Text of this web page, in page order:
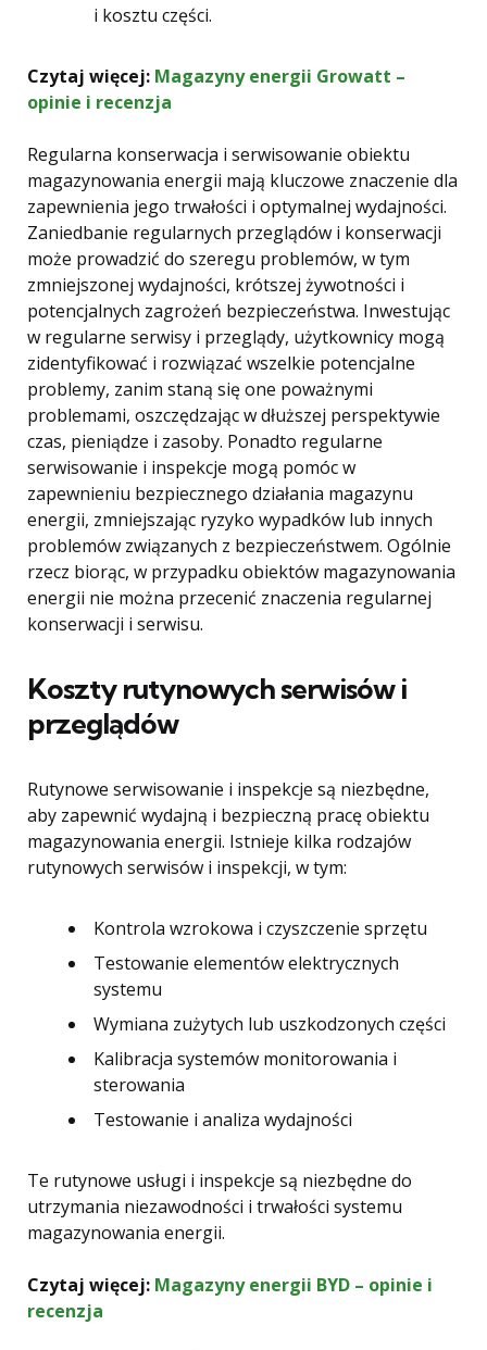
i kosztu części.
Czytaj więcej: Magazyny energii Growatt –
opinie i recenzja
Regularna konserwacja i serwisowanie obiektu
magazynowania energii mają kluczowe znaczenie dla
zapewnienia jego trwałości i optymalnej wydajności.
Zaniedbanie regularnych przeglądów i konserwacji
może prowadzić do szeregu problemów, w tym
zmniejszonej wydajności, krótszej żywotności i
potencjalnych zagrożeń bezpieczeństwa. Inwestując
w regularne serwisy i przeglądy, użytkownicy mogą
zidentyfikować i rozwiązać wszelkie potencjalne
problemy, zanim staną się one poważnymi
problemami, oszczędzając w dłuższej perspektywie
czas, pieniądze i zasoby. Ponadto regularne
serwisowanie i inspekcje mogą pomóc w
zapewnieniu bezpiecznego działania magazynu
energii, zmniejszając ryzyko wypadków lub innych
problemów związanych z bezpieczeństwem. Ogólnie
rzecz biorąc, w przypadku obiektów magazynowania
energii nie można przecenić znaczenia regularnej
konserwacji i serwisu.
Koszty rutynowych serwisów i
przeglądów
Rutynowe serwisowanie i inspekcje są niezbędne,
aby zapewnić wydajną i bezpieczną pracę obiektu
magazynowania energii. Istnieje kilka rodzajów
rutynowych serwisów i inspekcji, w tym:
Kontrola wzrokowa i czyszczenie sprzętu
Testowanie elementów elektrycznych
systemu
Wymiana zużytych lub uszkodzonych części
Kalibracja systemów monitorowania i
sterowania
Testowanie i analiza wydajności
Te rutynowe usługi i inspekcje są niezbędne do
utrzymania niezawodności i trwałości systemu
magazynowania energii.
Czytaj więcej: Magazyny energii BYD – opinie i
recenzja